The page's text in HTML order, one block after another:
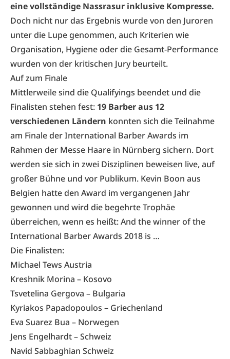
eine vollständige Nassrasur inklusive Kompresse.
Doch nicht nur das Ergebnis wurde von den Juroren
unter die Lupe genommen, auch Kriterien wie
Organisation, Hygiene oder die ­Gesamt-Performance
wurden von der kritischen Jury beurteilt.
Auf zum Finale
Mittlerweile sind die Qualifyings beendet und die
Finalisten stehen fest: 19 Barber aus 12
verschiedenen Ländern konnten sich die Teilnahme
am Finale der International Barber Awards im
Rahmen der Messe Haare in Nürnberg sichern. Dort
werden sie sich in zwei Disziplinen beweisen live, auf
großer Bühne und vor Publikum. Kevin Boon aus
Belgien hatte den Award im vergangenen Jahr
gewonnen und wird die begehrte Trophäe
überreichen, wenn es heißt: And the winner of the
International Barber Awards 2018 is …
Die Finalisten:
Michael Tews Austria
Kreshnik Morina – Kosovo
Tsvetelina Gergova – Bulgaria
Kyriakos Papadopoulos – Griechenland
Eva Suarez Bua – Norwegen
Jens Engelhardt – Schweiz
Navid Sabbaghian Schweiz